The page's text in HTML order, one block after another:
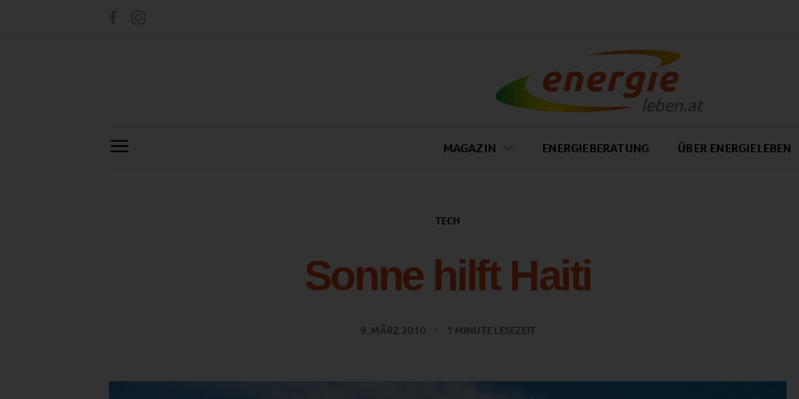
MAGAZIN ENERGIEBERATUNG ÜBER ENERGIELEBEN
TECH
Sonne hilft Haiti
9. MÄRZ 2010 1 MINUTE LESEZEIT